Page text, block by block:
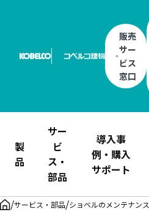
販売
サー
ビス
窓口
製
品
サー
ビ
ス・
部品
導入事
例・購入
サポート
/サービス・部品/ショベルのメンテナンス